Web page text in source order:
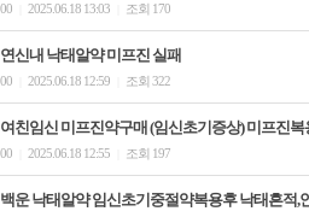
00 2025.06.18 13:03 조회 170
연신내 낙태알약 미­프진 실패
00 2025.06.18 12:59 조회 322
여친임신 미프진약구매 (임신초기증상) 미프진
00 2025.06.18 12:55 조회 197
백운 낙태알약 임신초기중절약복용후 낙태흔적,